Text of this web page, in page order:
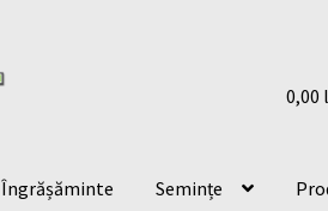
0,00
Îngrășăminte Semințe